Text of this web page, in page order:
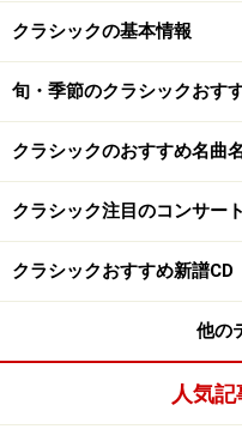
『エル・システマ』は
いても『エル・システ
そして、この度、本家
日を果たすのです！
『エル・システマ・フ
いエネルギーに満ちた
ユース・オーケストラ
クラシックの基本情報
旬・季節のクラシックおす
クラシックのおすすめ名曲
クラシック注目のコンサート
クラシックおすすめ新譜CD
他の
人気